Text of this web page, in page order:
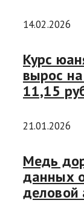
14.02.2026
Курс
вырос
11,15
21.01.2026
Медь
данных
деловой